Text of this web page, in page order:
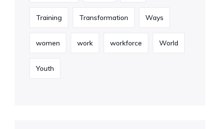
Training Transformation Ways
women work workforce World
Youth